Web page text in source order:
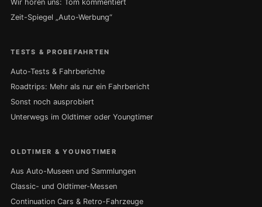
Wir hören uns: Tom kommentiert
Zeit-Spiegel „Auto-Werbung“
TESTS & PROBEFAHRTEN
Auto-Tests & Fahrberichte
Roadtrips: Mehr als nur ein Fahrbericht
Sonst noch ausprobiert
Unterwegs im Oldtimer oder Youngtimer
OLDTIMER & YOUNGTIMER
Aus Auto-Museen und Sammlungen
Classic- und Oldtimer-Messen
Continuation Cars & Retro-Fahrzeuge